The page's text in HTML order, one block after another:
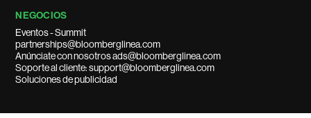
NEGOCIOS
Eventos - Summit
partnerships@bloomberglinea.com
Anúnciate con nosotros ads@bloomberglinea.com
Soporte al cliente: support@bloomberglinea.com
Soluciones de publicidad